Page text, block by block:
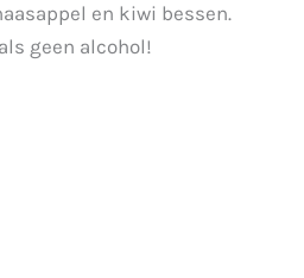
en kiwi bessen.
geen alcohol!